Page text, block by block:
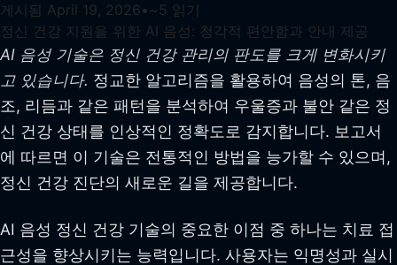
게시됨 April 19, 2026• ~ 5 읽기
정신 건강 지원을 위한 AI 음성: 청각적 편안함과 안내 제공
AI 음성 기술은 정신 건강 관리의 판도를 크게 변화시키
고 있습니다. 정교한 알고리즘을 활용하여 음성의 톤, 음
조, 리듬과 같은 패턴을 분석하여 우울증과 불안 같은 정
신 건강 상태를 인상적인 정확도로 감지합니다. 보고서
에 따르면 이 기술은 전통적인 방법을 능가할 수 있으며,
정신 건강 진단의 새로운 길을 제공합니다.
AI 음성 정신 건강 기술의 중요한 이점 중 하나는 치료 접
근성을 향상시키는 능력입니다. 사용자는 익명성과 실시